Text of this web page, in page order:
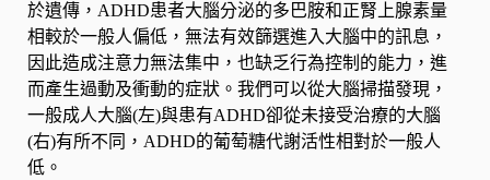
於遺傳，ADHD患者大腦分泌的多巴胺和正腎上腺素量
相較於一般人偏低，無法有效篩選進入大腦中的訊息，
因此造成注意力無法集中，也缺乏行為控制的能力，進
而產生過動及衝動的症狀。我們可以從大腦掃描發現，
一般成人大腦(左)與患有ADHD卻從未接受治療的大腦
(右)有所不同，ADHD的葡萄糖代謝活性相對於一般人
低。